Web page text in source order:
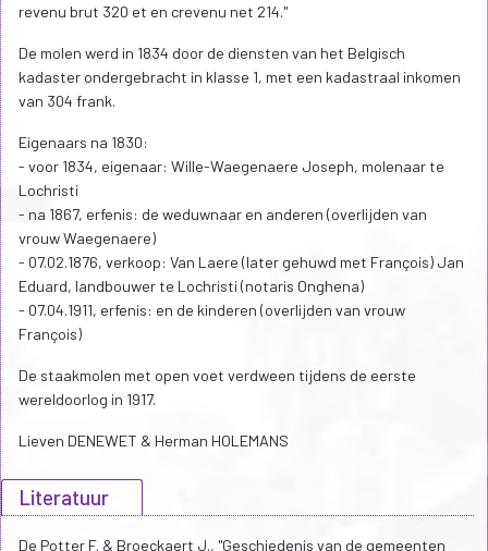
revenu brut 320 et en crevenu net 214."
De molen werd in 1834 door de diensten van het Belgisch
kadaster ondergebracht in klasse 1, met een kadastraal inkomen
van 304 frank.
Eigenaars na 1830:
- voor 1834, eigenaar: Wille-Waegenaere Joseph, molenaar te
Lochristi
- na 1867, erfenis: de weduwnaar en anderen (overlijden van
vrouw Waegenaere)
- 07.02.1876, verkoop: Van Laere (later gehuwd met François) Jan
Eduard, landbouwer te Lochristi (notaris Onghena)
- 07.04.1911, erfenis: en de kinderen (overlijden van vrouw
François)
De staakmolen met open voet verdween tijdens de eerste
wereldoorlog in 1917.
Lieven DENEWET & Herman HOLEMANS
Literatuur
De Potter F. & Broeckaert J., "Geschiedenis van de gemeenten